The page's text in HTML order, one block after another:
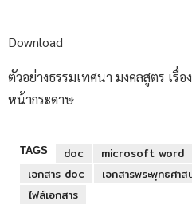
Download
ตัวอย่างธรรมเทศนา มงคลสูตร เรื่
หน้ากระดาษ
TAGS doc microsoft word
เอกสาร doc
เอกสารพระพุทธศาส
ไฟล์เอกสาร